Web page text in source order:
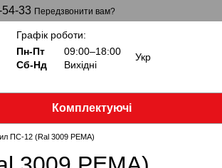
54-33 Передзвонити вам?
Графік роботи:
Пн-Пт
09:00–18:00
Сб-Нд
Вихідні
Укр
Комплектуючі
ПС-12 (Ral 3009 PEMA)